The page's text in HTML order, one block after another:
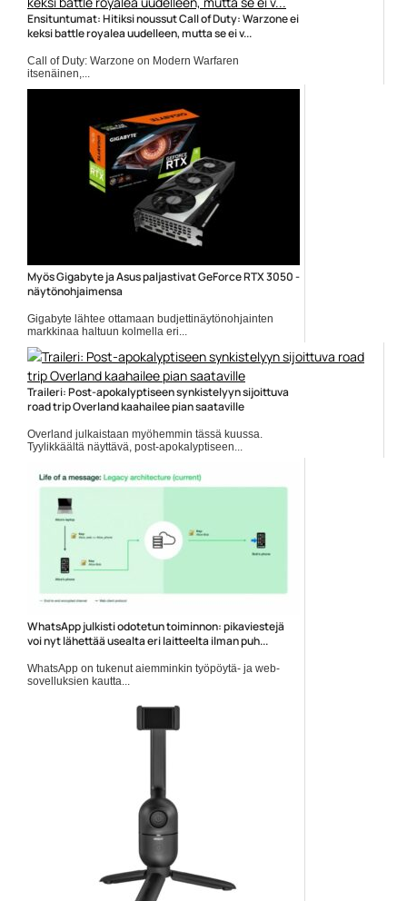
Ensituntumat: Hitiksi noussut Call of Duty: Warzone ei
keksi battle royalea uudelleen, mutta se ei v...
Call of Duty: Warzone on Modern Warfaren
itsenäinen,...
Call of Duty
Myös Gigabyte ja Asus paljastivat GeForce RTX 3050 -
näytönohjaimensa
Gigabyte lähtee ottamaan budjettinäytönohjainten
markkinaa haltuun kolmella eri...
Asus
Traileri: Post-apokalyptiseen synkistelyyn sijoittuva
road trip Overland kaahailee pian saataville
Overland julkaistaan myöhemmin tässä kuussa.
Tyylikkäältä näyttävä, post-apokalyptiseen...
WhatsApp julkisti odotetun toiminnon: pikaviestejä
voi nyt lähettää usealta eri laitteelta ilman puh...
WhatsApp on tukenut aiemminkin työpöytä- ja web-
sovelluksien kautta...